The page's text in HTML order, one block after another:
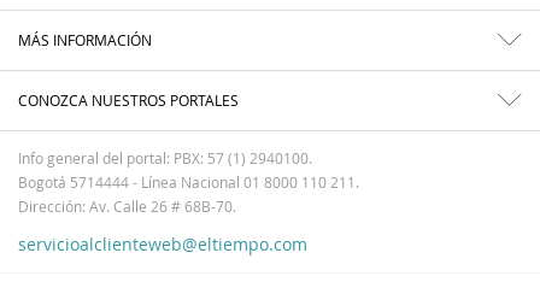
MÁS INFORMACIÓN
CONOZCA NUESTROS PORTALES
Info general del portal: PBX: 57 (1) 2940100.
Bogotá 5714444 - Línea Nacional 01 8000 110 211.
Dirección: Av. Calle 26 # 68B-70.
servicioalclienteweb@eltiempo.com